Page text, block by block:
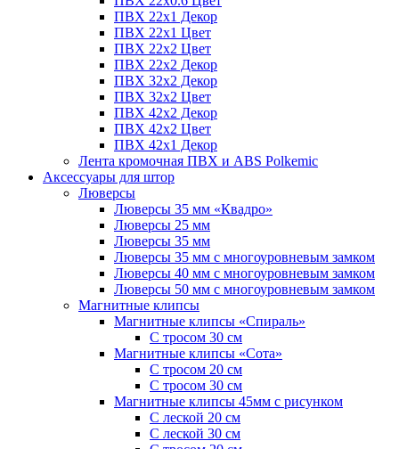
ПВХ 22x1 Декор
ПВХ 22x1 Цвет
ПВХ 22x2 Цвет
ПВХ 22x2 Декор
ПВХ 32x2 Декор
ПВХ 32x2 Цвет
ПВХ 42x2 Декор
ПВХ 42x2 Цвет
ПВХ 42x1 Декор
Лента кромочная ПВХ и ABS Polkemic
Аксессуары для штор
Люверсы
Люверсы 35 мм «Квадро»
Люверсы 25 мм
Люверсы 35 мм
Люверсы 35 мм с многоуровневым замком
Люверсы 40 мм с многоуровневым замком
Люверсы 50 мм с многоуровневым замком
Магнитные клипсы
Магнитные клипсы «Спираль»
С тросом 30 см
Магнитные клипсы «Сота»
С тросом 20 см
С тросом 30 см
Магнитные клипсы 45мм с рисунком
С леской 20 см
С леской 30 см